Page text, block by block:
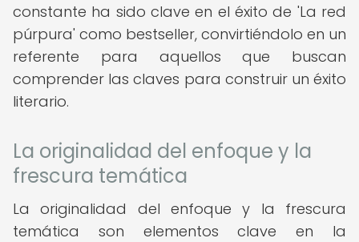
constante ha sido clave en el éxito de 'La red
púrpura' como bestseller, convirtiéndolo en un
referente para aquellos que buscan
comprender las claves para construir un éxito
literario.
La originalidad del enfoque y la
frescura temática
La originalidad del enfoque y la frescura
temática son elementos clave en la